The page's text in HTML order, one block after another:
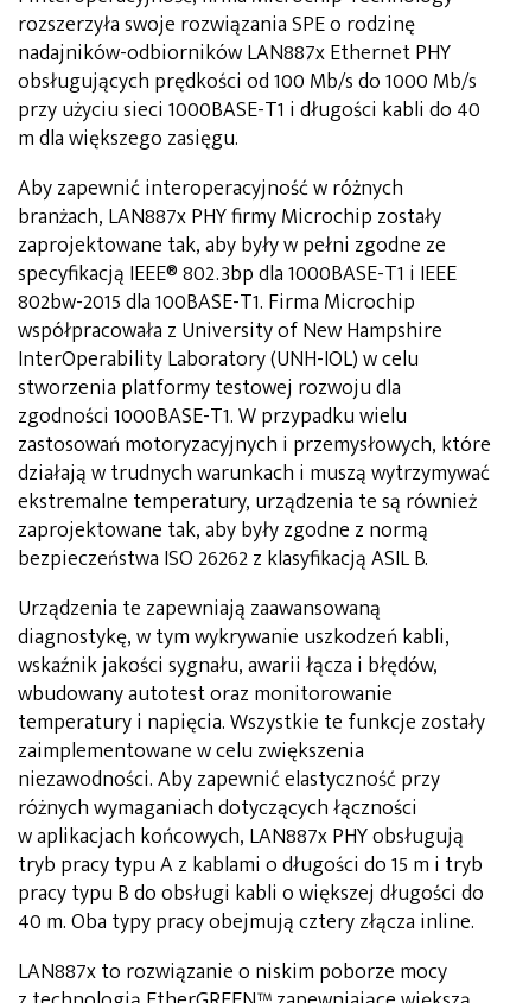
rozszerzyła swoje rozwiązania SPE o rodzinę
nadajników-odbiorników LAN887x Ethernet PHY
obsługujących prędkości od 100 Mb/s do 1000 Mb/s
przy użyciu sieci 1000BASE-T1 i długości kabli do 40
m dla większego zasięgu.
Aby zapewnić interoperacyjność w różnych
branżach, LAN887x PHY firmy Microchip zostały
zaprojektowane tak, aby były w pełni zgodne ze
specyfikacją IEEE® 802.3bp dla 1000BASE-T1 i IEEE
802bw-2015 dla 100BASE-T1. Firma Microchip
współpracowała z University of New Hampshire
InterOperability Laboratory (UNH-IOL) w celu
stworzenia platformy testowej rozwoju dla
zgodności 1000BASE-T1. W przypadku wielu
zastosowań motoryzacyjnych i przemysłowych, które
działają w trudnych warunkach i muszą wytrzymywać
ekstremalne temperatury, urządzenia te są również
zaprojektowane tak, aby były zgodne z normą
bezpieczeństwa ISO 26262 z klasyfikacją ASIL B.
Urządzenia te zapewniają zaawansowaną
diagnostykę, w tym wykrywanie uszkodzeń kabli,
wskaźnik jakości sygnału, awarii łącza i błędów,
wbudowany autotest oraz monitorowanie
temperatury i napięcia. Wszystkie te funkcje zostały
zaimplementowane w celu zwiększenia
niezawodności. Aby zapewnić elastyczność przy
różnych wymaganiach dotyczących łączności
w aplikacjach końcowych, LAN887x PHY obsługują
tryb pracy typu A z kablami o długości do 15 m i tryb
pracy typu B do obsługi kabli o większej długości do
40 m. Oba typy pracy obejmują cztery złącza inline.
LAN887x to rozwiązanie o niskim poborze mocy